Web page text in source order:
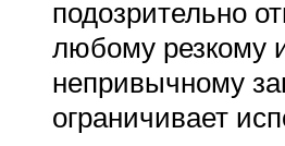
подозрительно
любому резкому
непривычному
ограничивает